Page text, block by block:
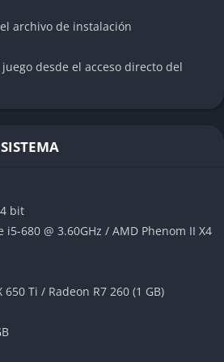
intuitivo
distintivos del juego es la
terreno en tiempo real gracias a
excavar, alisar y modelar el suelo
mecánica no solo es útil para crear
creativa para los jugadores.
maneras para generar bases
como la imaginación.
vida cuando se juega en compañía,
archivo de instalación
desde el acceso directo del
bit
i5-680 @ 3.60GHz / AMD Phenom II X4
650 Ti / Radeon R7 260 (1 GB)